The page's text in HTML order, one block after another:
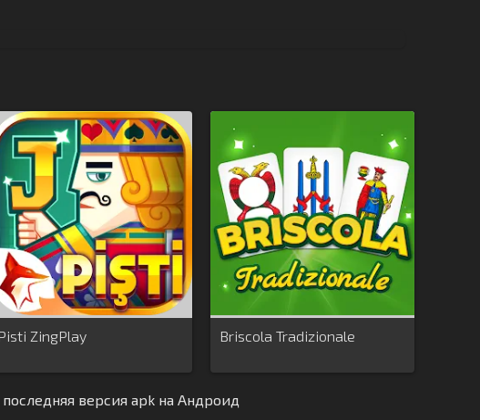
ZingPlay Briscola Tradizionale
версия apk на Андроид